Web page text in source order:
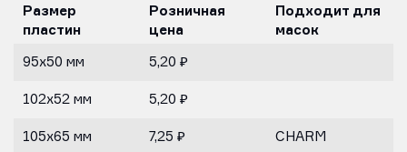
Размер
пластин
Розничная
цена
Подходит для
масок
95х50 мм 5,20 ₽
102х52 мм 5,20 ₽
105х65 мм 7,25 ₽ CHARM